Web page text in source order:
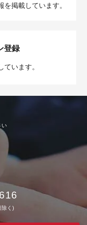
を掲載しています。
登録
います。
い
除く)